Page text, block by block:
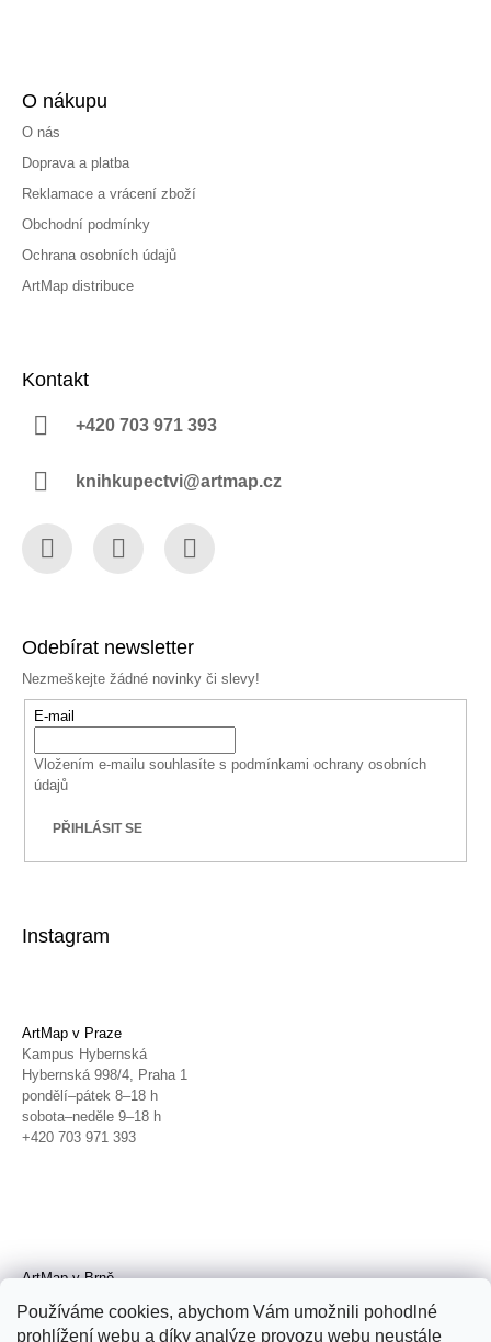
Používáme cookies, abychom Vám umožnili pohodlné
prohlížení webu a díky analýze provozu webu neustále
O nákupu
O nás
Doprava a platba
Reklamace a vrácení zboží
Obchodní podmínky
Ochrana osobních údajů
ArtMap distribuce
Kontakt
+420 703 971 393
knihkupectvi@artmap.cz
Odebírat newsletter
Nezmeškejte žádné novinky či slevy!
E-mail
Vložením e-mailu souhlasíte s podmínkami ochrany osobních
údajů
PŘIHLÁSIT SE
Instagram
ArtMap v Praze
Kampus Hybernská
Hybernská 998/4, Praha 1
pondělí–pátek 8–18 h
sobota–neděle 9–18 h
+420 703 971 393
ArtMap v Brně
Radnická 4, Brno